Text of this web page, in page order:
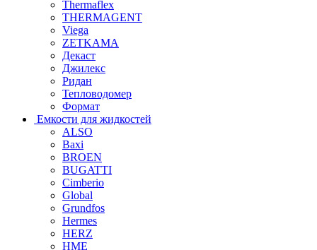
Thermaflex
THERMAGENT
Viega
ZETKAMA
Декаст
Джилекс
Ридан
Тепловодомер
Формат
Емкости для жидкостей
ALSO
Baxi
BROEN
BUGATTI
Cimberio
Global
Grundfos
Hermes
HERZ
HME